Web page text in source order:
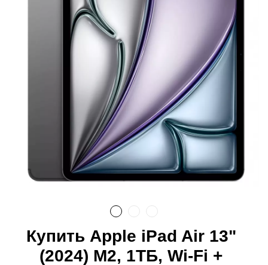
Купить Apple iPad Air 13"
(2024) M2, 1ТБ, Wi-Fi +